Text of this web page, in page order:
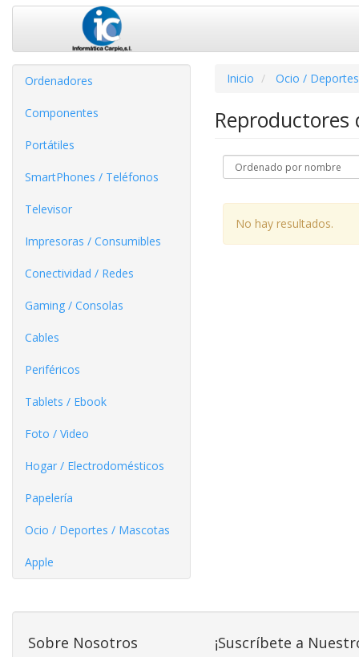
Ordenadores
Componentes
Portátiles
SmartPhones / Teléfonos
Televisor
Impresoras / Consumibles
Conectividad / Redes
Gaming / Consolas
Cables
Periféricos
Tablets / Ebook
Foto / Video
Hogar / Electrodomésticos
Papelería
Ocio / Deportes / Mascotas
Apple
Inicio Ocio /
Reproductores
No hay resultados.
Sobre Nosotros ¡Suscríbete a